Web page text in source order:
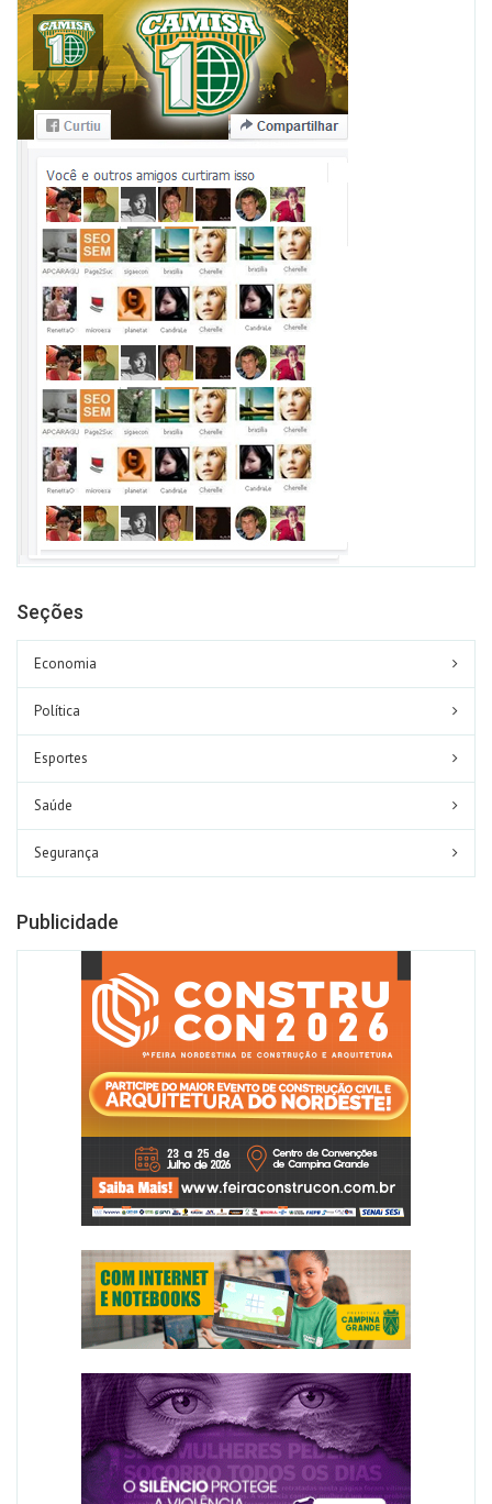
Seções
Economia
Política
Esportes
Saúde
Segurança
Publicidade